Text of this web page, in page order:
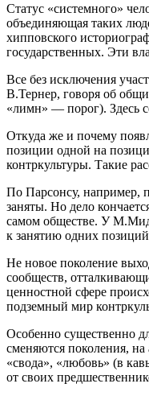
Статус «системного»
объединяющая таких
хипповского
государственных. Эти
Все без исключения
В.Тернер, говоря об
«лимн» — порог). Здесь
Откуда же и почему
позиции одной на
контркультуры. Такие
По Парсонсу, например,
заняты. Но дело
самом обществе. У М.Мид
к занятию одних позиций
Не новое поколение
сообществ,
ценностной сфере
подземный мир
Особенно существенно
сменяются поколения,
«свода», «любовь» (в
от своих